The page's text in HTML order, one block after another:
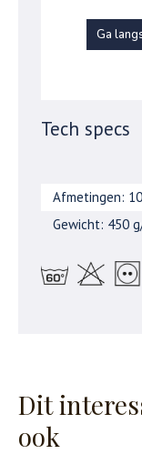
Ga
Tech specs
Afmetingen:
Gewicht: 450
Dit
ook